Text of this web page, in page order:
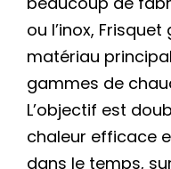
ou l’inox,
matériau
gammes de
L’objectif est
chaleur efficace
dans le temps,